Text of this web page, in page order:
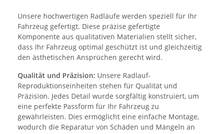
Unsere hochwertigen Radläufe werden speziell für Ihr
Fahrzeug gefertigt. Diese präzise gefertigte
Komponente aus qualitativen Materialien stellt sicher,
dass Ihr Fahrzeug optimal geschützt ist und gleichzeitig
den ästhetischen Ansprüchen gerecht wird.
Qualität und Präzision: Unsere Radlauf-
Reproduktionseinheiten stehen für Qualität und
Präzision. Jedes Detail wurde sorgfältig konstruiert, um
eine perfekte Passform für Ihr Fahrzeug zu
gewährleisten. Dies ermöglicht eine einfache Montage,
wodurch die Reparatur von Schäden und Mängeln an